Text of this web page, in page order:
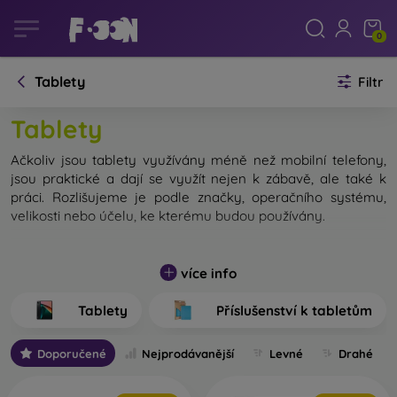
0
Tablety Filtr
Tablety
Ačkoliv jsou tablety využívány méně než mobilní telefony,
jsou praktické a dají se využít nejen k zábavě, ale také k
práci. Rozlišujeme je podle značky, operačního systému,
velikosti nebo účelu, ke kterému budou používány.
Podle operačního systému
rozlišujeme 3 typy tabletů:
více info
Tablety Příslušenství k tabletům
Doporučené Nejprodávanější Levné Drahé